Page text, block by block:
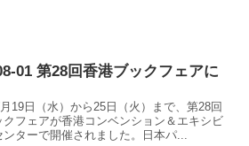
01 第28回香港ブックフェアに
19日（水）から25日（火）まで、第28回
クフェアが香港コンベンション＆エキシビ
ンターで開催されました。日本パ...